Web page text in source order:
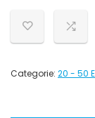
Categorie: 20 - 50